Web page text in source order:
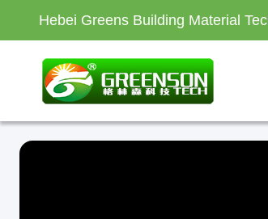
Hebei Greens Building Material